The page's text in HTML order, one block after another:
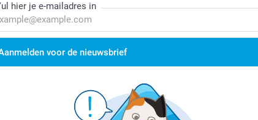
hier je e-mailadres in
voor de nieuwsbrief